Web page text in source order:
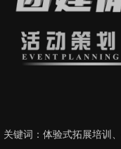
关键词： 体验式拓展培训 、